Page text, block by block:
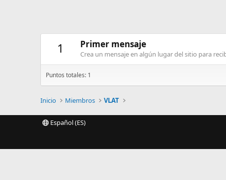
1 Primer mensaje
Crea un mensaje en algún lugar del sitio para
Puntos totales: 1
Inicio Miembros VLAT
Español (ES)